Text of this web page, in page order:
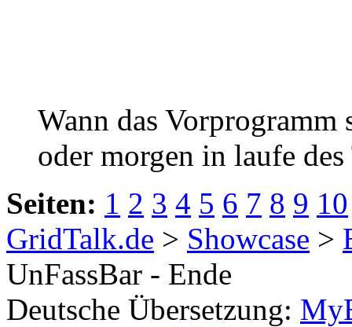
Wann das
oder morgen in laufe
Seiten: 1 2 3 4 5 6 7 8 9 10
GridTalk.de > Showcase >
UnFassBar - Ende
Deutsche Übersetzung: